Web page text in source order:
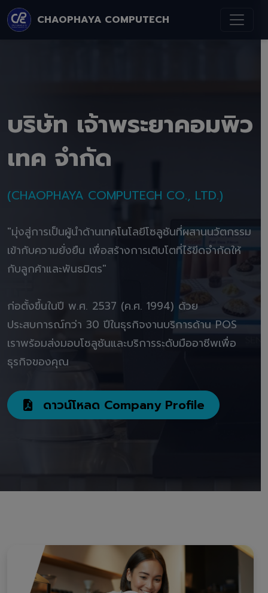
CHAOPHAYA COMPUTECH
บริษัท เจ้าพระยาคอมพิว
เทค จำกัด
(CHAOPHAYA COMPUTECH CO., LTD.)
"มุ่งสู่การเป็นผู้นำด้านเทคโนโลยีโซลูชันที่ผสานนวัตกรรม
เข้ากับความยั่งยืน เพื่อสร้างการเติบโตที่ไร้ขีดจำกัดให้
กับลูกค้าและพันธมิตร"
ก่อตั้งขึ้นในปี พ.ศ. 2537 (ค.ศ. 1994) ด้วย
ประสบการณ์กว่า 30 ปีในธุรกิจงานบริการด้าน POS
เราพร้อมส่งมอบโซลูชันและบริการระดับมืออาชีพเพื่อ
ธุรกิจของคุณ
ดาวน์โหลด Company Profile